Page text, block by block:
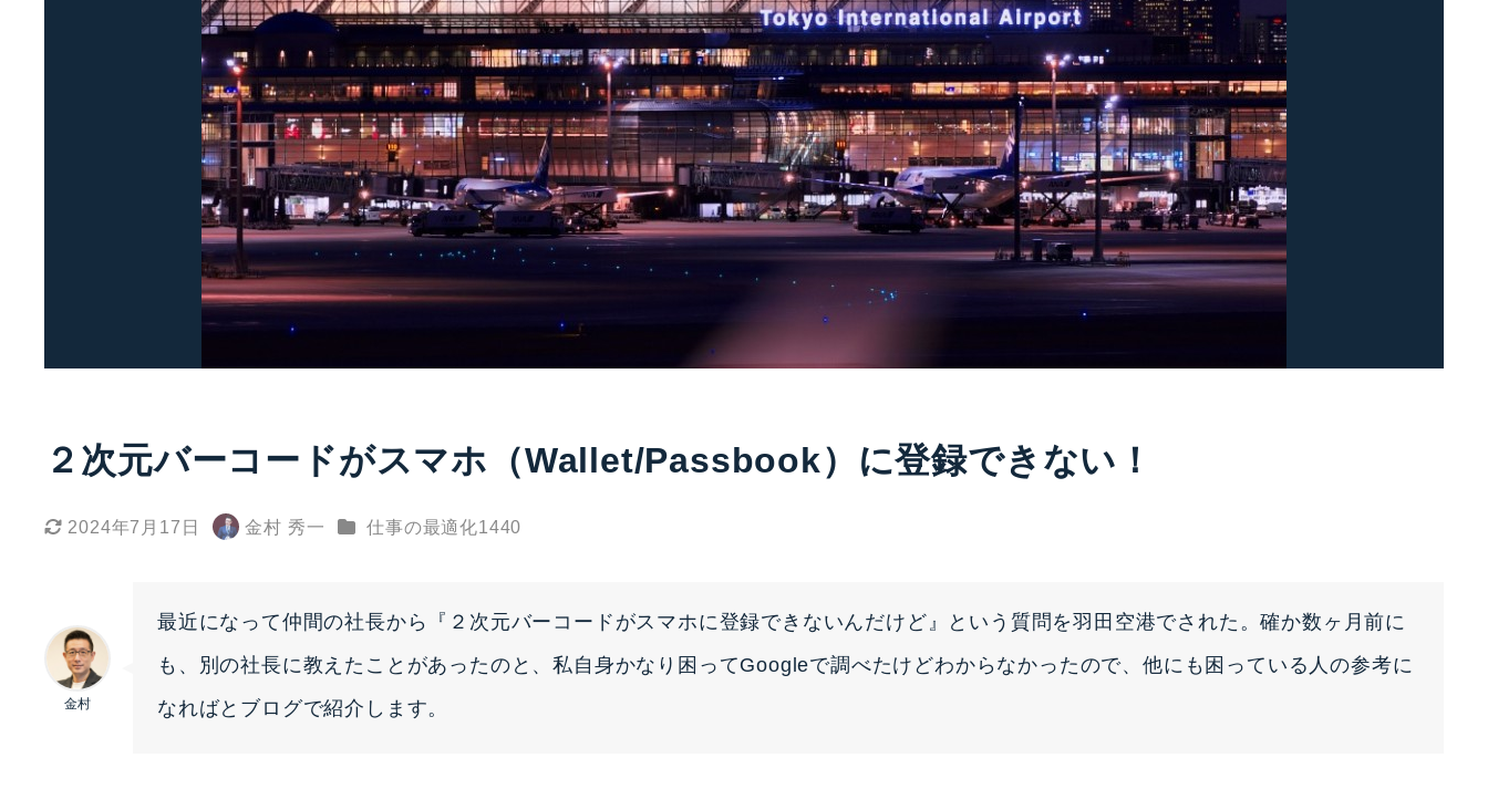
２次元バーコードがスマホ（Wallet/Passbook）に登録できない！
2024年7月17日
著
金村 秀一 カテゴリー
仕事の最適化1440
金村
最近になって仲間の社長から『２次元バーコードがスマホに登録できないんだけど』という質問を羽田空港でされた。確か数ヶ月前に
も、別の社長に教えたことがあったのと、私自身かなり困ってGoogleで調べたけどわからなかったので、他にも困っている人の参考に
なればとブログで紹介します。